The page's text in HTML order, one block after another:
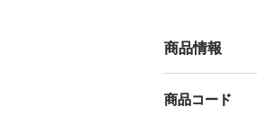
商品情報
商品コード